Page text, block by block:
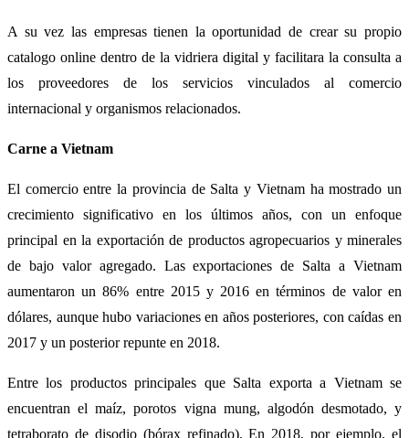
A su vez las empresas tienen la oportunidad de crear su propio
catalogo online dentro de la vidriera digital y facilitara la consulta a
los proveedores de los servicios vinculados al comercio
internacional y organismos relacionados.
Carne a Vietnam
El comercio entre la provincia de Salta y Vietnam ha mostrado un
crecimiento significativo en los últimos años, con un enfoque
principal en la exportación de productos agropecuarios y minerales
de bajo valor agregado. Las exportaciones de Salta a Vietnam
aumentaron un 86% entre 2015 y 2016 en términos de valor en
dólares, aunque hubo variaciones en años posteriores, con caídas en
2017 y un posterior repunte en 2018.
Entre los productos principales que Salta exporta a Vietnam se
encuentran el maíz, porotos vigna mung, algodón desmotado, y
tetraborato de disodio (bórax refinado). En 2018, por ejemplo, el